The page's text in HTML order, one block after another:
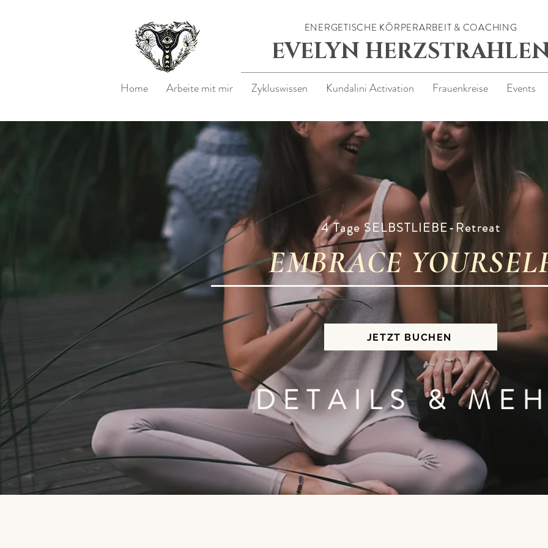
ENERGETISCHE KÖRPERARBEIT & COACHING
EVELYN
Home Arbeite mit mir Zykluswissen Kundalini Activation Frauenkreise Events
4 Tage SELBSTLIEBE-Retreat
EMBRACE
JETZT BUCHEN
DETAILS &